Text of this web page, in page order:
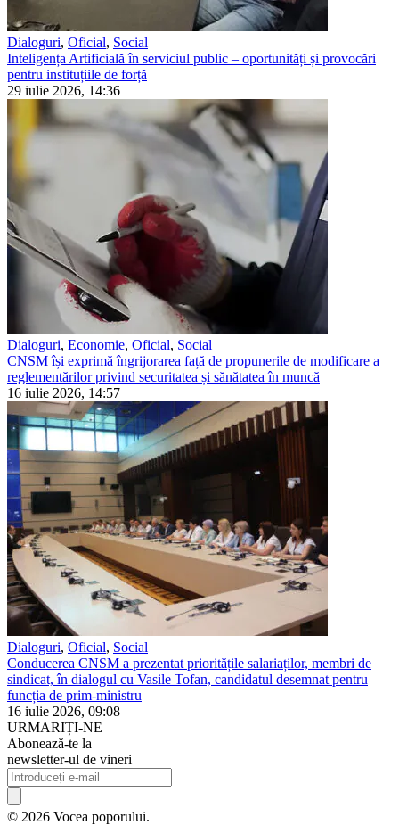
Dialoguri, Oficial, Social
Inteligența Artificială în serviciul public – oportunități și provocări
pentru instituțiile de forță
29 iulie 2026, 14:36
Dialoguri, Economie, Oficial, Social
CNSM își exprimă îngrijorarea față de propunerile de modificare a
reglementărilor privind securitatea și sănătatea în muncă
16 iulie 2026, 14:57
Dialoguri, Oficial, Social
Conducerea CNSM a prezentat prioritățile salariaților, membri de
sindicat, în dialogul cu Vasile Tofan, candidatul desemnat pentru
funcția de prim-ministru
16 iulie 2026, 09:08
URMARIȚI-NE
Abonează-te la
newsletter-ul de vineri
© 2026 Vocea poporului.